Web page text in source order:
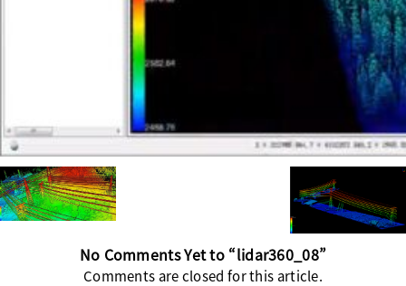
No Comments Yet to “lidar360_08”
Comments are closed for this article.